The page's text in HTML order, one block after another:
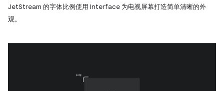
JetStream 的字体比例使用 Interface 为电视屏幕打造简单清晰的外
观。